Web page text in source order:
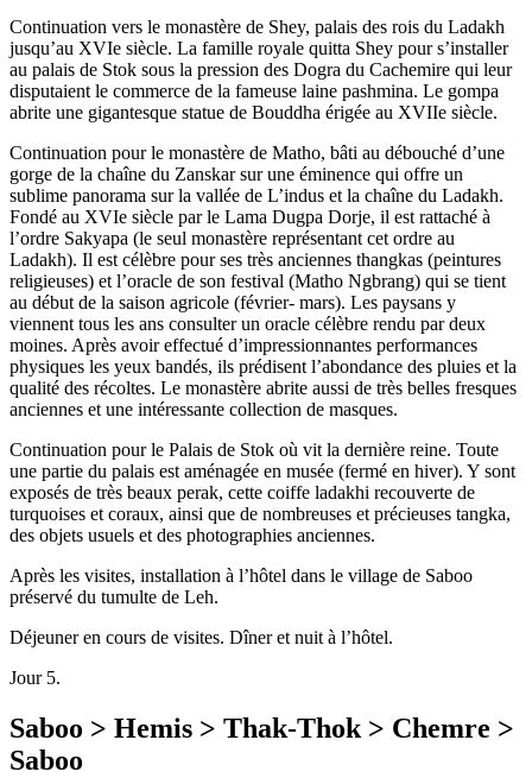
Continuation vers le monastère de Shey, palais des rois du Ladakh
jusqu’au XVIe siècle. La famille royale quitta Shey pour s’installer
au palais de Stok sous la pression des Dogra du Cachemire qui leur
disputaient le commerce de la fameuse laine pashmina. Le gompa
abrite une gigantesque statue de Bouddha érigée au XVIIe siècle.
Continuation pour le monastère de Matho, bâti au débouché d’une
gorge de la chaîne du Zanskar sur une éminence qui offre un
sublime panorama sur la vallée de L’indus et la chaîne du Ladakh.
Fondé au XVIe siècle par le Lama Dugpa Dorje, il est rattaché à
l’ordre Sakyapa (le seul monastère représentant cet ordre au
Ladakh). Il est célèbre pour ses très anciennes thangkas (peintures
religieuses) et l’oracle de son festival (Matho Ngbrang) qui se tient
au début de la saison agricole (février- mars). Les paysans y
viennent tous les ans consulter un oracle célèbre rendu par deux
moines. Après avoir effectué d’impressionnantes performances
physiques les yeux bandés, ils prédisent l’abondance des pluies et la
qualité des récoltes. Le monastère abrite aussi de très belles fresques
anciennes et une intéressante collection de masques.
Continuation pour le Palais de Stok où vit la dernière reine. Toute
une partie du palais est aménagée en musée (fermé en hiver). Y sont
exposés de très beaux perak, cette coiffe ladakhi recouverte de
turquoises et coraux, ainsi que de nombreuses et précieuses tangka,
des objets usuels et des photographies anciennes.
Après les visites, installation à l’hôtel dans le village de Saboo
préservé du tumulte de Leh.
Déjeuner en cours de visites. Dîner et nuit à l’hôtel.
Jour 5.
Saboo > Hemis > Thak-Thok > Chemre >
Saboo